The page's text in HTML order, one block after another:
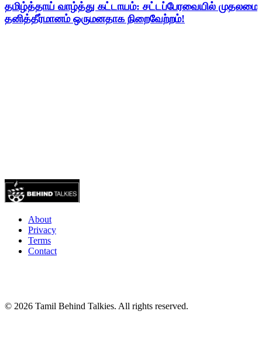
தமிழ்த்தாய் வாழ்த்து கட்டாயம்: சட்டப்பேரவையில்
தனித்தீர்மானம் ஒருமனதாக நிறைவேற்றம்!
About
Privacy
Terms
Contact
© 2026 Tamil Behind Talkies. All rights reserved.